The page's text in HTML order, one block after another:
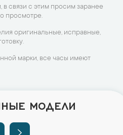
в связи с этим просим заранее
просмотре.
оригинальные, исправные,
марки, все часы имеют
МОДЕЛИ